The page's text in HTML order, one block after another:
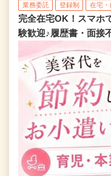
業務委託 登録制 在宅・
完全在宅OK！スマホ
験歓迎♪履歴書・面接